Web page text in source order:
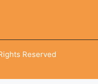
Reserved